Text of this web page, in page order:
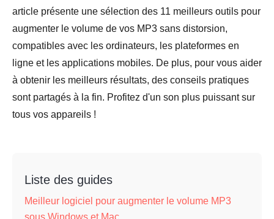
article présente une sélection des 11 meilleurs outils pour
augmenter le volume de vos MP3 sans distorsion,
compatibles avec les ordinateurs, les plateformes en
ligne et les applications mobiles. De plus, pour vous aider
à obtenir les meilleurs résultats, des conseils pratiques
sont partagés à la fin. Profitez d'un son plus puissant sur
tous vos appareils !
Liste des guides
Meilleur logiciel pour augmenter le volume MP3
sous Windows et Mac